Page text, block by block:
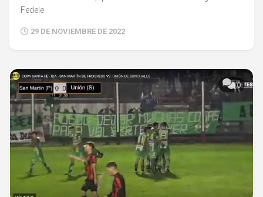
Fedele
29 DE NOVIEMBRE DE 2022
0